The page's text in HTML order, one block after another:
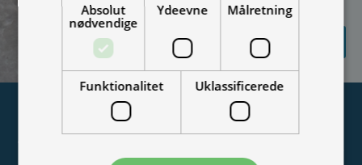
vi spammer ikke)
SEND
FORESPØRGSEL
Tilmeld nyhedsmail
Vær blandt de første til at modtage info om nye produkter,
Absolut
nødvendige
Ydeevne Målretning
Funktionalitet Uklassificerede